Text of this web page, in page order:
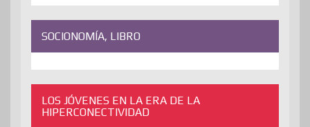
SOCIONOMÍA, LIBRO
LOS JÓVENES EN LA ERA DE LA
HIPERCONECTIVIDAD